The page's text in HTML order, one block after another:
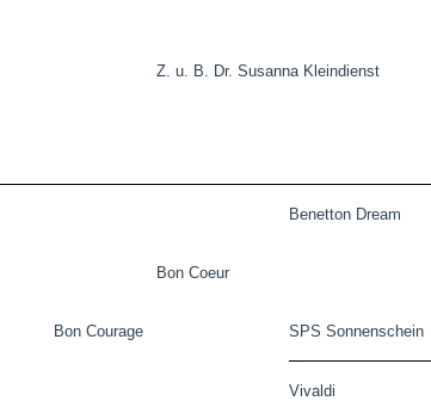
Z. u. B. Dr. Susanna Kleindienst
Benetton Dream
Bon Coeur
Bon Courage SPS Sonnenschein
Vivaldi